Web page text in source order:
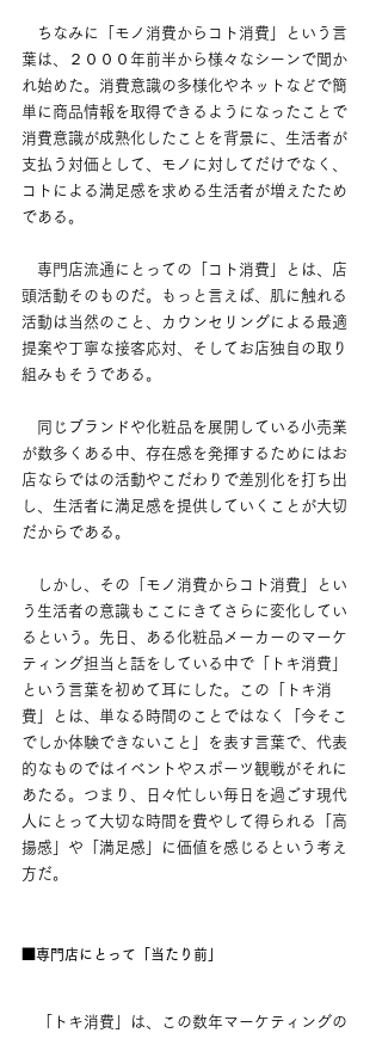
ちなみに「モノ消費からコト消費」という言
葉は、２０００年前半から様々なシーンで聞か
れ始めた。消費意識の多様化やネットなどで簡
単に商品情報を取得できるようになったことで
消費意識が成熟化したことを背景に、生活者が
支払う対価として、モノに対してだけでなく、
コトによる満足感を求める生活者が増えたため
である。
専門店流通にとっての「コト消費」とは、店
頭活動そのものだ。もっと言えば、肌に触れる
活動は当然のこと、カウンセリングによる最適
提案や丁寧な接客応対、そしてお店独自の取り
組みもそうである。
同じブランドや化粧品を展開している小売業
が数多くある中、存在感を発揮するためにはお
店ならではの活動やこだわりで差別化を打ち出
し、生活者に満足感を提供していくことが大切
だからである。
しかし、その「モノ消費からコト消費」とい
う生活者の意識もここにきてさらに変化してい
るという。先日、ある化粧品メーカーのマーケ
ティング担当と話をしている中で「トキ消費」
という言葉を初めて耳にした。この「トキ消
費」とは、単なる時間のことではなく「今そこ
でしか体験できないこと」を表す言葉で、代表
的なものではイベントやスポーツ観戦がそれに
あたる。つまり、日々忙しい毎日を過ごす現代
人にとって大切な時間を費やして得られる「高
揚感」や「満足感」に価値を感じるという考え
方だ。
■専門店にとって「当たり前」
「トキ消費」は、この数年マーケティングの